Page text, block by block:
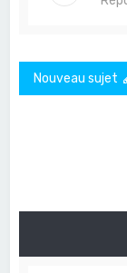
Nouveau sujet